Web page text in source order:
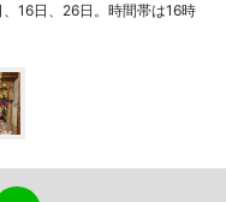
16日、26日。時間帯は16時